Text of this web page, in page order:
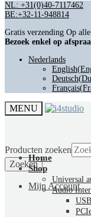
NL: +31(0)40-7117462
BE:+32-11-948814
Gratis verzending Op
Bezoek enkel op
Nederlands
English(
Deutsch(
Français(
MENU
Producten zoeken
Zoeken
Mijn Account
Home
Shop
Universal
Audio